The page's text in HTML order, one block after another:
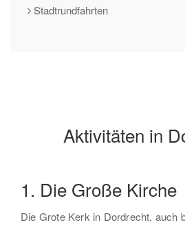
Stadtrundfahrten
Aktivitäten in
1. Die Große Kirche
Die Grote Kerk in Dordrecht, auch